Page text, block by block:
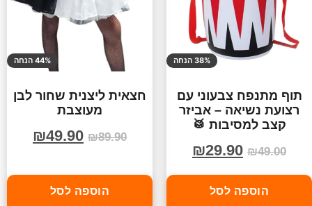
38% הנחה
תוף מתנפח צבעוני עם
רצועת נשיאה – אביזר
קצב למסיבות 🥁
₪49.00
₪29.90
הוספה לסל
44% הנחה
חצאית ליצנית שחור לבן
מעוצבת
₪89.90
₪49.90
הוספה לסל